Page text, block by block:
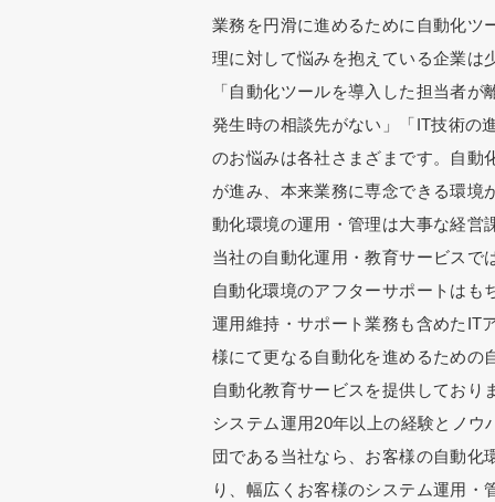
業務を円滑に進めるために自動化ツ
理に対して悩みを抱えている企業は
「自動化ツールを導入した担当者
発生時の相談先がない」「IT技術の
のお悩みは各社さまざまです。自動
が進み、本来業務に専念できる環境
動化環境の運用・管理は大事な経営
当社の自動化運用・教育サービスで
自動化環境のアフターサポートはも
運用維持・サポート業務も含めたIT
様にて更なる自動化を進めるための
自動化教育サービスを提供しており
システム運用20年以上の経験とノ
団である当社なら、お客様の自動化
り、幅広くお客様のシステム運用・